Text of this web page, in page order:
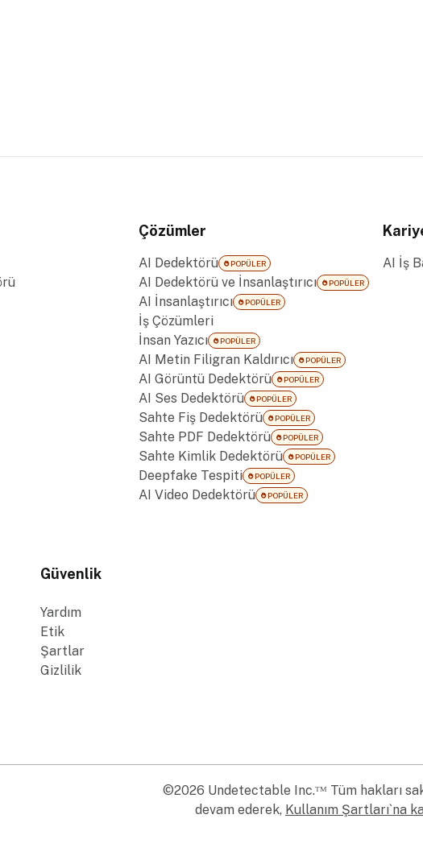
Çözümler
AI Dedektörü POPÜLER
AI Dedektörü ve İnsanlaştırıcı POPÜLER
AI İnsanlaştırıcı POPÜLER
İş Çözümleri
İnsan Yazıcı
POPÜLER
AI Metin Filigran Kaldırıcı POPÜLER
AI Görüntü Dedektörü POPÜLER
AI Ses Dedektörü POPÜLER
Sahte Fiş Dedektörü POPÜLER
Sahte PDF Dedektörü POPÜLER
Sahte Kimlik Dedektörü POPÜLER
Deepfake Tespiti POPÜLER
AI Video Dedektörü POPÜLER
AI İş
Güvenlik
Yardım
Etik
Şartlar
Gizlilik
©2026 Undetectable Inc.ᵀᴹ Tüm hakları
devam ederek, Kullanım Şartları`na